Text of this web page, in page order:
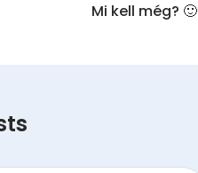
Mi kell még? 🙂